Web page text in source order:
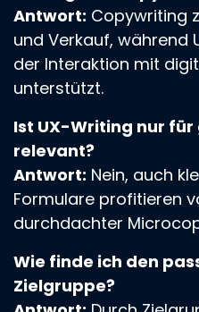
Antwort: Copywriting
und Verkauf, während
der Interaktion mit
unterstützt.
Ist UX-Writing nur
relevant?
Antwort: Nein, auch
Formulare profitieren
durchdachter
Wie finde ich den
Zielgruppe?